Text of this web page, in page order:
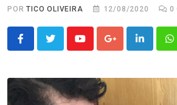
PORTICO OLIVEIRA 12/08/2020 0
YoutubeGoogle+LinkedIn